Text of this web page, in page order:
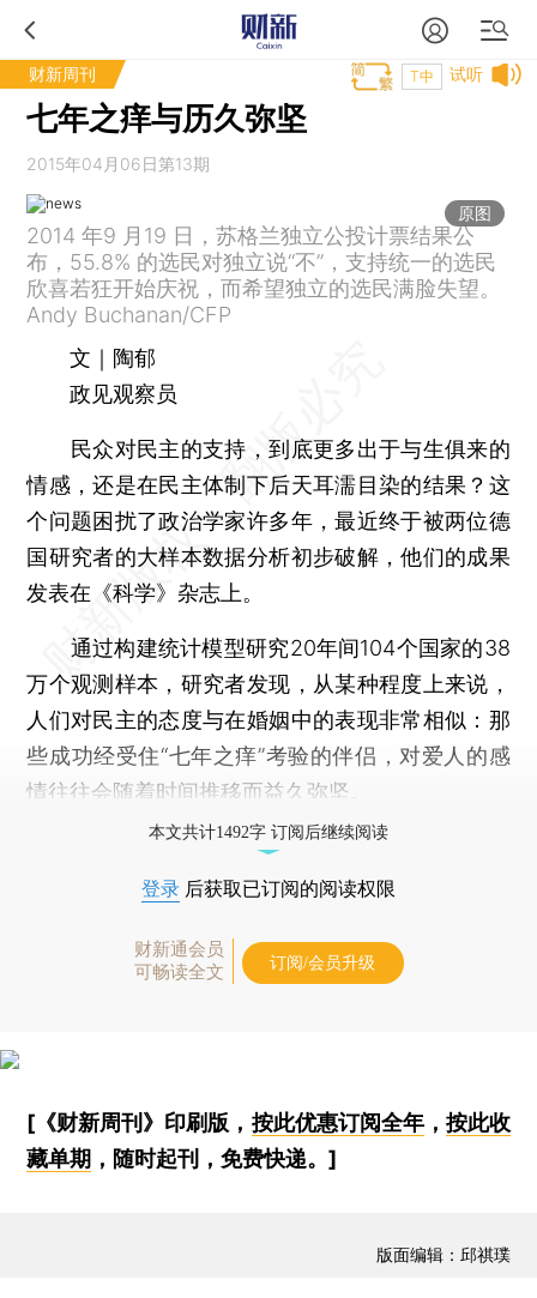
财新周刊 试听
T中
七年之痒与历久弥坚
2015年04月06日第13期
原图
2014 年9 月19 日，苏格兰独立公投计票结果公
布，55.8% 的选民对独立说“不”，支持统一的选民
欣喜若狂开始庆祝，而希望独立的选民满脸失望。
Andy Buchanan/CFP
文｜陶郁
政见观察员
民众对民主的支持，到底更多出于与生俱来的
情感，还是在民主体制下后天耳濡目染的结果？这
个问题困扰了政治学家许多年，最近终于被两位德
国研究者的大样本数据分析初步破解，他们的成果
发表在《科学》杂志上。
通过构建统计模型研究20年间104个国家的38
万个观测样本，研究者发现，从某种程度上来说，
人们对民主的态度与在婚姻中的表现非常相似：那
些成功经受住“七年之痒”考验的伴侣，对爱人的感
情往往会随着时间推移而益久弥坚。
本文共计1492字 订阅后继续阅读
登录 后获取已订阅的阅读权限
财新通会员
可畅读全文
订阅/会员升级
[《财新周刊》印刷版， 按此优惠订阅全年， 按此收
藏单期 ，随时起刊，免费快递。]
版面编辑：邱祺璞